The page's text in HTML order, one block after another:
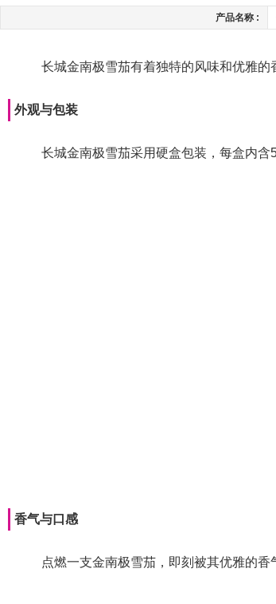
产品名称 :
长城金南极雪茄有着独特的风味和优雅
外观与包装
长城金南极雪茄采用硬盒包装，每盒内
香气与口感
点燃一支金南极雪茄，即刻被其优雅的